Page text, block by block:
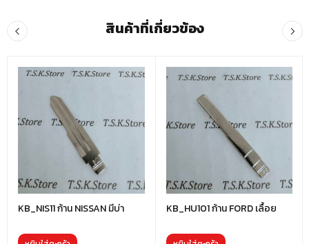
สินค้าที่เกี่ยวข้อง
KB_NIS11 ก้าน NISSAN มีบ่า KB_HU101 ก้าน FORD เลื้อย